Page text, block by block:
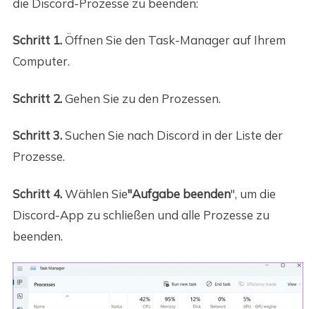
Schritt 1.Öffnen Sie den Task-Manager auf Ihrem
Computer.
Schritt 2.Gehen Sie zu den Prozessen.
Schritt 3.Suchen Sie nach Discord in der Liste der
Prozesse.
Schritt 4.Wählen Sie"Aufgabe beenden", um die
Discord-App zu schließen und alle Prozesse zu
beenden.